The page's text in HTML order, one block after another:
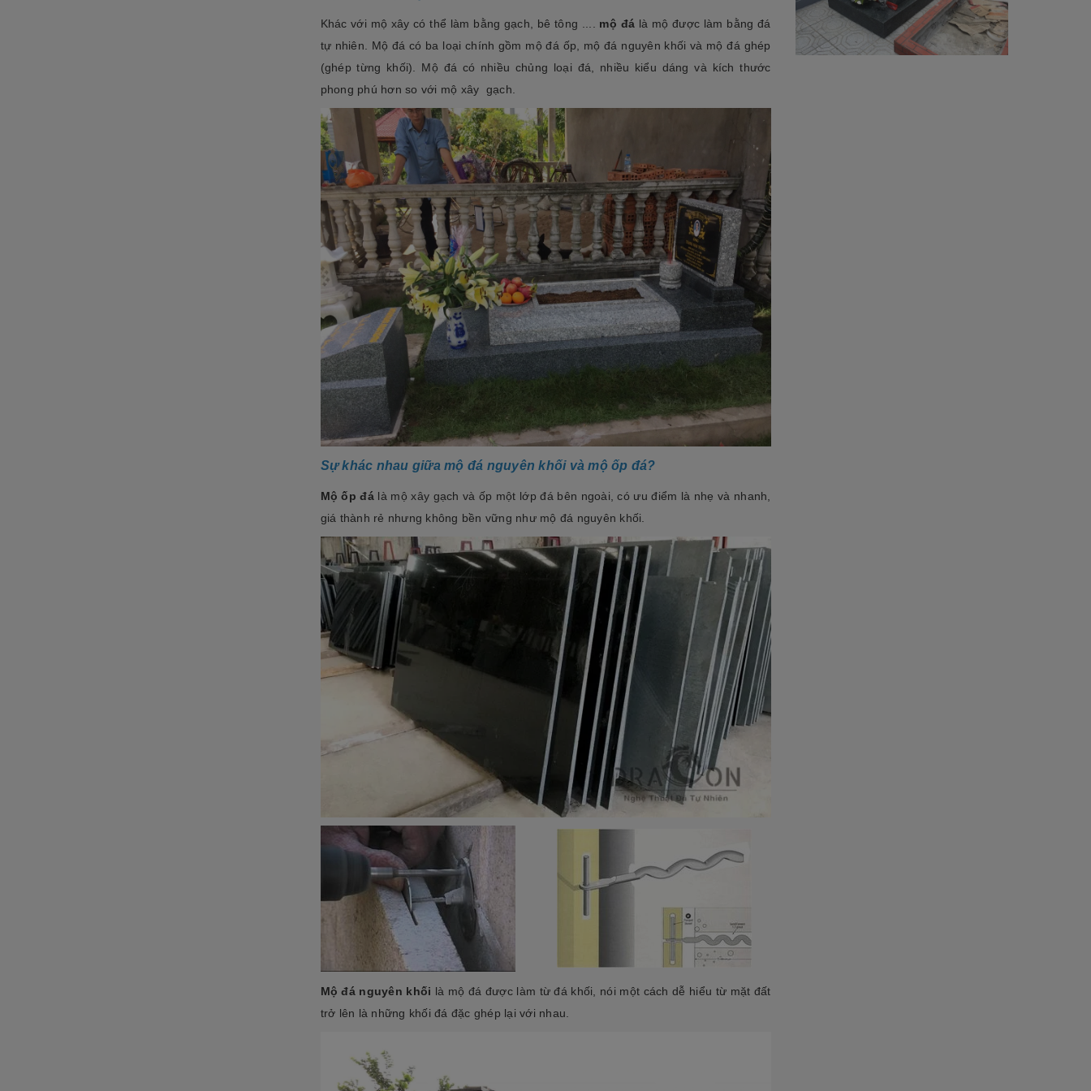
Khác với mộ xây có thể làm bằng gạch, bê tông .... mộ đá là mộ được làm bằng đá
tự nhiên. Mộ đá có ba loại chính gồm mộ đá ốp, mộ đá nguyên khối và mộ đá ghép
(ghép từng khối). Mộ đá có nhiều chủng loại đá, nhiều kiểu dáng và kích thước
phong phú hơn so với mộ xây gạch.
Sự khác nhau giữa mộ đá nguyên khối và mộ ốp đá?
Mộ ốp đá là mộ xây gạch và ốp một lớp đá bên ngoài, có ưu điểm là nhẹ và nhanh,
giá thành rẻ nhưng không bền vững như mộ đá nguyên khối.
Mộ đá nguyên khối là mộ đá được làm từ đá khối, nói một cách dễ hiểu từ mặt đất
trở lên là những khối đá đặc ghép lại với nhau.